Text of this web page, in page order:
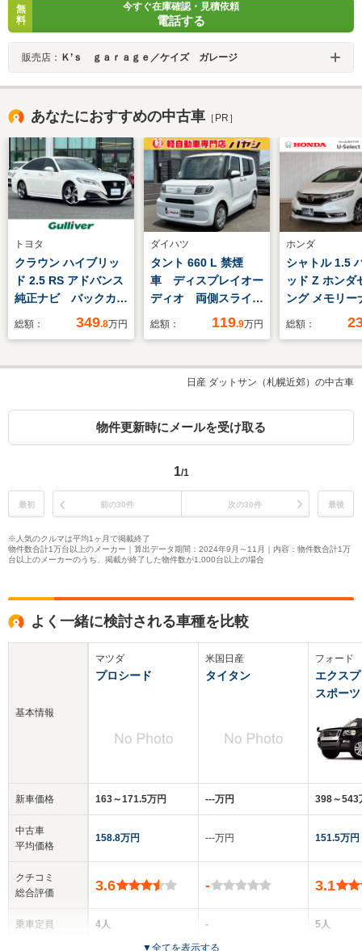
無
料
今すぐ在庫確認・見積依頼
電話する
販売店： Ｋ’ｓ ｇａｒａｇｅ／ケイズ ガレージ
あなたにおすすめの中古車 ［PR］
トヨタ
クラウン ハイブリッ
ド 2.5 RS アドバンス
純正ナビ バックカメ
ラ フルセグTV
ステアリングヒータ
クルーズコントロー
総額： 349.8万円
ダイハツ
タント 660 L 禁煙
車 ディスプレイオー
ディオ 両側スライド
ドア LEDヘッドライ
サー オートライト
オートハイビーム ス
スタート UVカット
総額： 119.9万円
ホンダ
シャトル 1.5
ッド Z ホンダ
ング メモリ
前後ドラレ
TV
応 チップア
総額：
日産 ダットサン（札幌近郊）の中古車
物件更新時にメールを受け取る
1/1
最初 前の30件 次の30件 最後
※人気のクルマは平均1ヶ月で掲載終了
物件数合計1万台以上のメーカー｜算出データ期間：2024年9月～11月｜内容：物件数合計1万
台以上のメーカーのうち、掲載が終了した物件数が1,000台以上の場合
よく一緒に検討される車種を比較
基本情報
新車価格
中古車
平均価格
クチコミ
総合評価
乗車定員
マツダ
プロシード
163～171.5万円
158.8万円
3.6
4人
米国日産
タイタン
‐‐‐万円
‐‐‐万円
-
-
フォード
エクス
スポー
398～543
151.5万円
3.1
5人
▼全てを表示する